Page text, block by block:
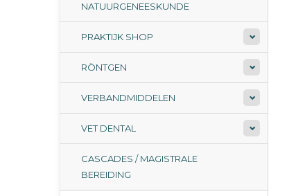
NATUURGENEESKUNDE
PRAKTIJK SHOP
RÖNTGEN
VERBANDMIDDELEN
VET DENTAL
CASCADES / MAGISTRALE
BEREIDING